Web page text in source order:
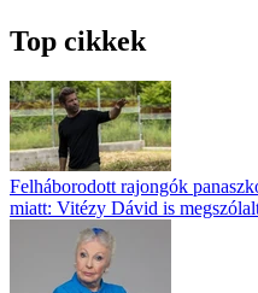
Top cikkek
Felháborodott rajongók
miatt: Vitézy Dávid is